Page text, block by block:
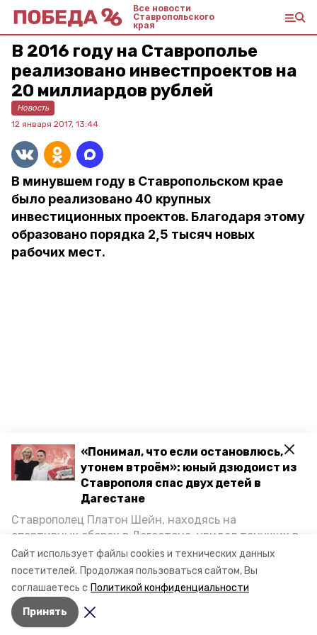
Сайт использует файлы cookies и технических данных
посетителей. Продолжая пользоваться сайтом, Вы
соглашаетесь с Политикой конфиденциальности
Принять
«Понимал, что если остановлюсь,
утонем втроём»: юный дзюдоист из
Ставрополя спас двух детей в
Дагестане
Ставрополец Платон Шейн, находясь на
спортивных сборах в Дегестане, увидел тонущих в
Каспийском море детей и бросился на помощь. По
возвращении домой, отважного мальчика
пригласили в министерство образования края и
наградили. Корреспондент «Победы26» пообщался
с юным героем.
Все новости
Ставропольского
края
В 2016 году на Ставрополье
реализовано инвестпроектов на
20 миллиардов рублей
Новость
12 января 2017, 13:44
В минувшем году в Ставропольском крае
было реализовано 40 крупных
инвестиционных проектов. Благодаря этому
образовано порядка 2,5 тысяч новых
рабочих мест.